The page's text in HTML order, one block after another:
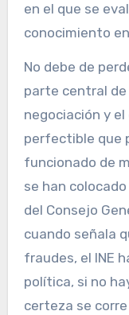
en el que se
conocimiento
No debe de
parte central
negociación y
perfectible que
funcionado de
se han
del Consejo
cuando señala
fraudes, el INE
política, si no
certeza se